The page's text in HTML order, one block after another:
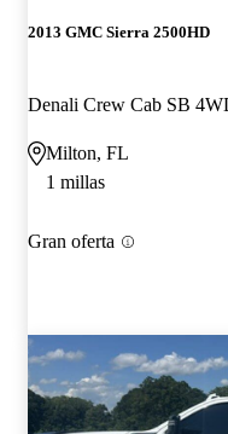
2013 GMC Sierra 2500HD
Denali Crew Cab SB
Milton, FL
1 millas
Gran oferta